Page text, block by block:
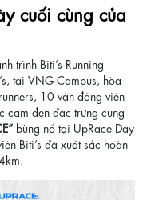
cuối cùng của
trình Biti’s Running
tại VNG Campus, hòa
10 vận động viên
cam đen đặc trưng cùng
bùng nổ tại UpRace Day
Biti’s đã xuất sắc hoàn